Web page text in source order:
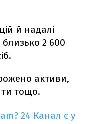
й надалі
близько 2 600
активи,
тощо.
24 Канал є у